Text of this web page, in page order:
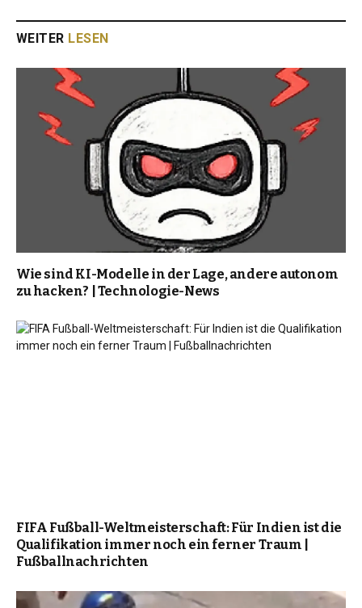
WEITER LESEN
Wie sind KI-Modelle in der Lage, andere autonom
zu hacken? | Technologie-News
FIFA Fußball-Weltmeisterschaft: Für Indien ist die
Qualifikation immer noch ein ferner Traum |
Fußballnachrichten